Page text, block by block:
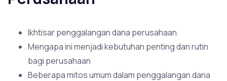
Ikhtisar penggalangan dana perusahaan
Mengapa ini menjadi kebutuhan penting dan rutin
bagi perusahaan
Beberapa mitos umum dalam penggalangan dana